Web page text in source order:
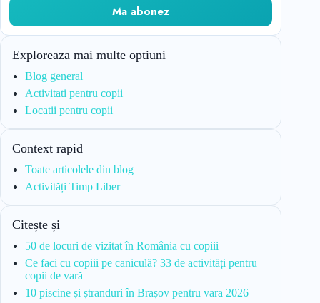
Ma abonez
Exploreaza mai multe optiuni
Blog general
Activitati pentru copii
Locatii pentru copii
Context rapid
Toate articolele din blog
Activități Timp Liber
Citește și
50 de locuri de vizitat în România cu copiii
Ce faci cu copiii pe caniculă? 33 de activități pentru
copii de vară
10 piscine și ștranduri în Brașov pentru vara 2026